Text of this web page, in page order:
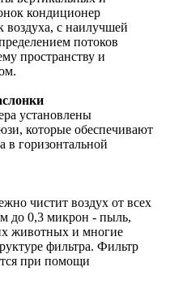
кондиционер
воздуха, с наилучшей
потоков
пространству и
установлены
которые обеспечивают
в горизонтальной
чистит воздух от всех
до 0,3 микрон - пыль,
животных и многие
фильтра. Фильтр
при помощи